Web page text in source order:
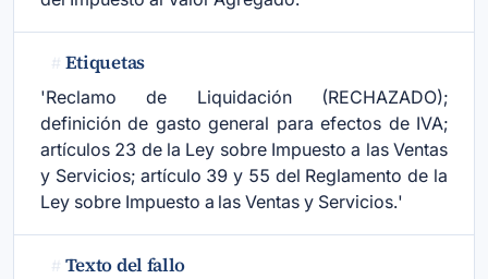
# Etiquetas
'Reclamo de Liquidación (RECHAZADO);
definición de gasto general para efectos de IVA;
artículos 23 de la Ley sobre Impuesto a las Ventas
y Servicios; artículo 39 y 55 del Reglamento de la
Ley sobre Impuesto a las Ventas y Servicios.'
# Texto del fallo